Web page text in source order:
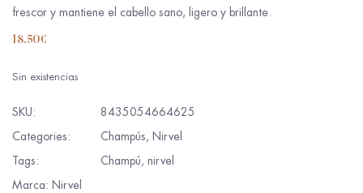
frescor y mantiene el cabello sano, ligero y brillante.
18.50€
Sin existencias
SKU:
8435054664625
Categories:
Champús, Nirvel
Tags:
Champú, nirvel
Marca: Nirvel